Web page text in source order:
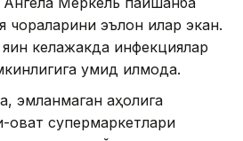
чораларини эълон қилар экан.
келажакда инфекциялар
умид қилмоқда.
эмланмаган аҳолига
овқат супермаркетлари